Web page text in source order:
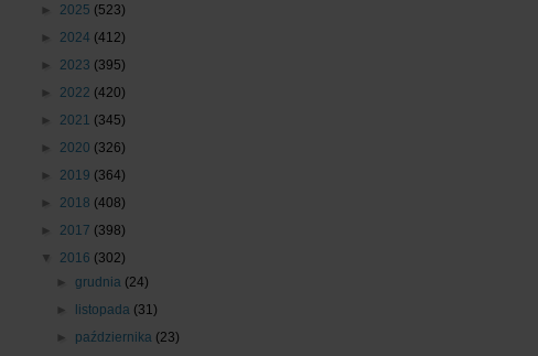
► 2025 (523)
► 2024 (412)
► 2023 (395)
► 2022 (420)
► 2021 (345)
► 2020 (326)
► 2019 (364)
► 2018 (408)
► 2017 (398)
▼ 2016 (302)
►grudnia (24)
►
listopada (31)
► października (23)